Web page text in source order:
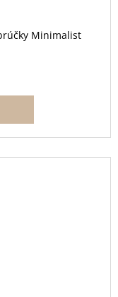
Minimalist